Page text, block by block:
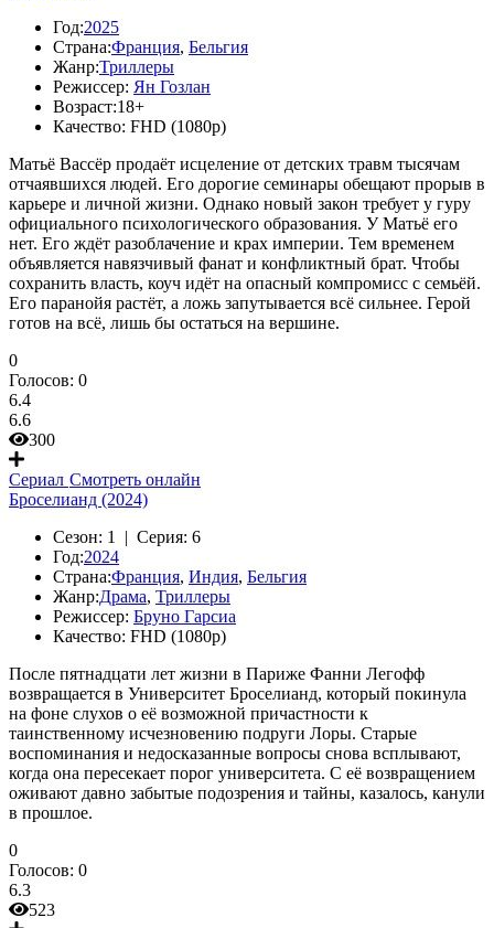
Год:2025
Страна:Франция, Бельгия
Жанр:Триллеры
Режиссер: Ян Гозлан
Возраст:18+
Качество: FHD (1080p)
Матьё Вассёр продаёт исцеление от детских травм тысячам
отчаявшихся людей. Его дорогие семинары обещают прорыв в
карьере и личной жизни. Однако новый закон требует у гуру
официального психологического образования. У Матьё его
нет. Его ждёт разоблачение и крах империи. Тем временем
объявляется навязчивый фанат и конфликтный брат. Чтобы
сохранить власть, коуч идёт на опасный компромисс с семьёй.
Его паранойя растёт, а ложь запутывается всё сильнее. Герой
готов на всё, лишь бы остаться на вершине.
0
Голосов: 0
6.4
6.6
300
Сериал Смотреть онлайн
Броселианд (2024)
Сезон: 1 | Серия: 6
Год:2024
Страна:Франция, Индия, Бельгия
Жанр:Драма, Триллеры
Режиссер: Бруно Гарсиа
Качество: FHD (1080p)
После пятнадцати лет жизни в Париже Фанни Легофф
возвращается в Университет Броселианд, который покинула
на фоне слухов о её возможной причастности к
таинственному исчезновению подруги Лоры. Старые
воспоминания и недосказанные вопросы снова всплывают,
когда она пересекает порог университета. С её возвращением
оживают давно забытые подозрения и тайны, казалось, канули
в прошлое.
0
Голосов: 0
6.3
523